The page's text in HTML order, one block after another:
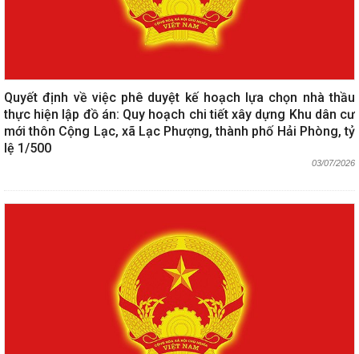
Quyết định về việc phê duyệt kế hoạch lựa chọn nhà thầu
thực hiện lập đồ án: Quy hoạch chi tiết xây dựng Khu dân cư
mới thôn Cộng Lạc, xã Lạc Phượng, thành phố Hải Phòng, tỷ
lệ 1/500
03/07/2026